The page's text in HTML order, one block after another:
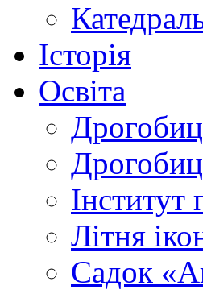
Історія
Освіта
Інститут
Літня
Садок